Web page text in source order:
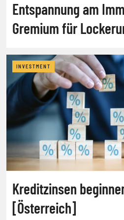
Entspannung am
Gremium für
INVESTMENT
Kreditzinsen
[Österreich]